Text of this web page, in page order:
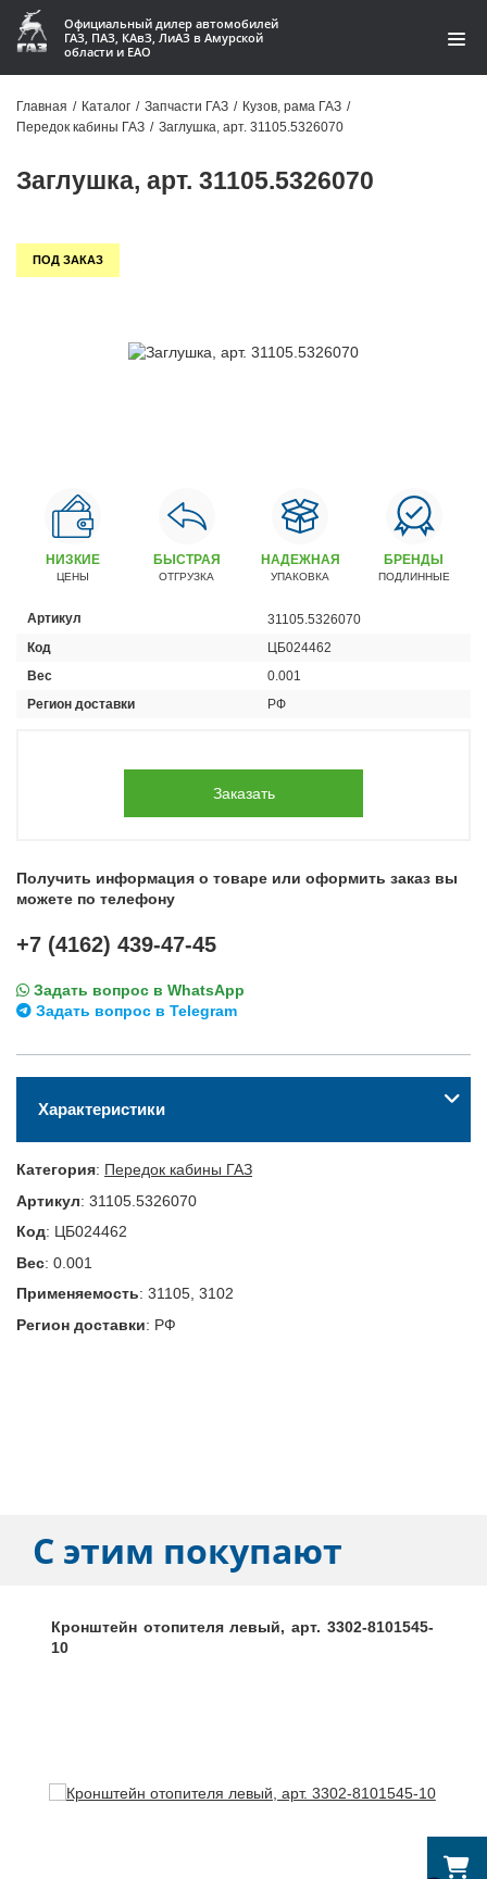
Официальный дилер автомобилей
ГАЗ, ПАЗ, КАвЗ, ЛиАЗ в Амурской
области и ЕАО
О компании
Контакты
Автомобили
+7 (4162) 22-95-09
Запчасти
+7 (4162) 22–95–69
Главная / Каталог / Запчасти ГАЗ / Кузов, рама ГАЗ /
Передок кабины ГАЗ / Заглушка, арт. 31105.5326070
Заглушка, арт. 31105.5326070
ПОД ЗАКАЗ
НИЗКИЕ
ЦЕНЫ
БЫСТРАЯ
ОТГРУЗКА
НАДЕЖНАЯ
УПАКОВКА
БРЕНДЫ
ПОДЛИННЫЕ
Артикул
31105.5326070
Код
ЦБ024462
Вес
0.001
Регион доставки
РФ
Заказать
Получить информация о товаре или оформить заказ вы
можете по телефону
+7 (4162) 439-47-45
Задать вопрос в WhatsApp
Задать вопрос в Telegram
Характеристики
Категория: Передок кабины ГАЗ
Артикул: 31105.5326070
Код: ЦБ024462
Вес: 0.001
Применяемость: 31105, 3102
Регион доставки: РФ
С этим покупают
Кронштейн отопителя левый, арт. 3302-8101545-
10